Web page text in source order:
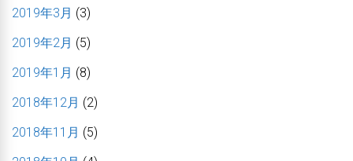
2019年3月 (3)
2019年2月 (5)
2019年1月 (8)
2018年12月 (2)
2018年11月 (5)